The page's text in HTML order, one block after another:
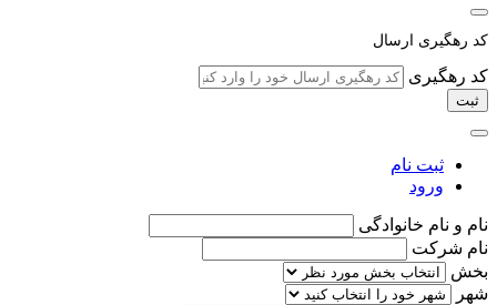
کد رهگیری ارسال
کد رهگیری
ثبت
ثبت نام
ورود
نام و نام خانوادگی
نام شرکت
بخش
شهر